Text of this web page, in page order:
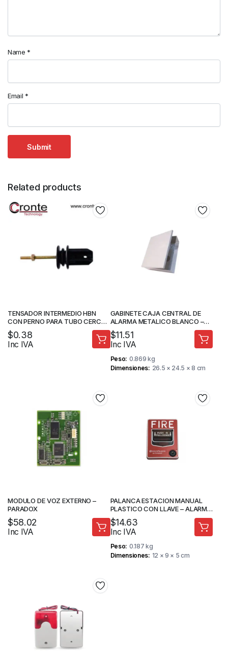
Name *
Email *
Related products
TENSADOR INTERMEDIO HBN
CON PERNO PARA TUBO CERCO
ELECTRICO
$0.38
Inc IVA
GABINETE CAJA CENTRAL DE
ALARMA METALICO BLANCO –
PARADOX
$11.51
Inc IVA
Peso 0.869 kg
Dimensiones
26.5 × 24.5 × 8 cm
MODULO DE VOZ EXTERNO –
PARADOX
$58.02
Inc IVA
PALANCA ESTACION MANUAL
PLASTICO CON LLAVE – ALARMA
INCENDIO – STV
$14.63
Inc IVA
Peso 0.187 kg
Dimensiones 12 × 9 × 5 cm